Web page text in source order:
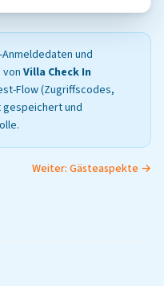
und
Villa Check In
Flow (Zugriffscodes,
gespeichert und
Weiter: Gästeaspekte →